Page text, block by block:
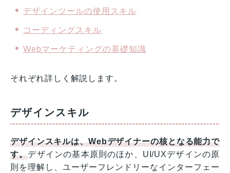
デザインツールの使用スキル
コーディングスキル
Webマーケティングの基礎知識
それぞれ詳しく解説します。
デザインスキル
デザインスキルは、Webデザイナーの核となる能力で
す。デザインの基本原則のほか、UI/UXデザインの原
則を理解し、ユーザーフレンドリーなインターフェー